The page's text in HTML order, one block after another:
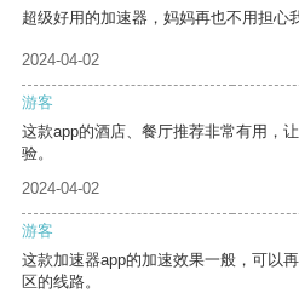
超级好用的加速器，妈妈再也不用担心
2024-04-02
游客
这款app的酒店、餐厅推荐非常有用，
验。
2024-04-02
游客
这款加速器app的加速效果一般，可以
区的线路。